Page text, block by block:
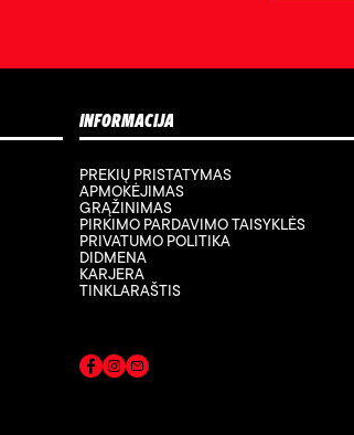
INFORMACIJA
PREKIŲ PRISTATYMAS
APMOKĖJIMAS
GRĄŽINIMAS
PIRKIMO PARDAVIMO TAISYKLĖS
PRIVATUMO POLITIKA
DIDMENA
KARJERA
TINKLARAŠTIS